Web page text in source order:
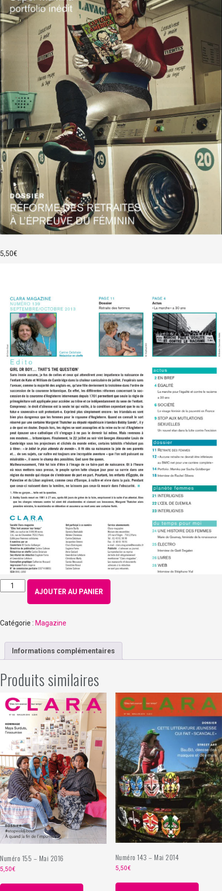
5,50€
quantité
de
–
2013
AJOUTER AU PANIER
Catégorie : Magazine
Informations complémentaires
Produits similaires
Numéro 155 – Mai 2016
5,50€
Numéro 143 – Mai 2014
5,50€